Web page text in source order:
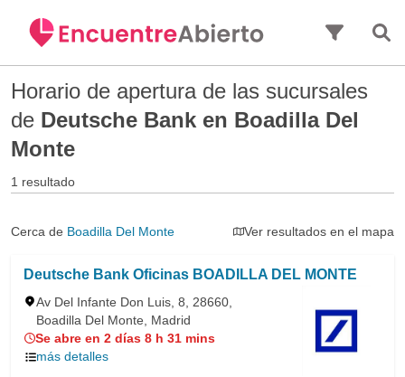
Horario de apertura de las sucursales
de Deutsche Bank en Boadilla Del
Monte
1 resultado
Cerca de Boadilla Del Monte Ver resultados en el mapa
Deutsche Bank Oficinas BOADILLA DEL MONTE
Av Del Infante Don Luis, 8, 28660,
Boadilla Del Monte, Madrid
Se abre en 2 días 8 h 31 mins
más detalles